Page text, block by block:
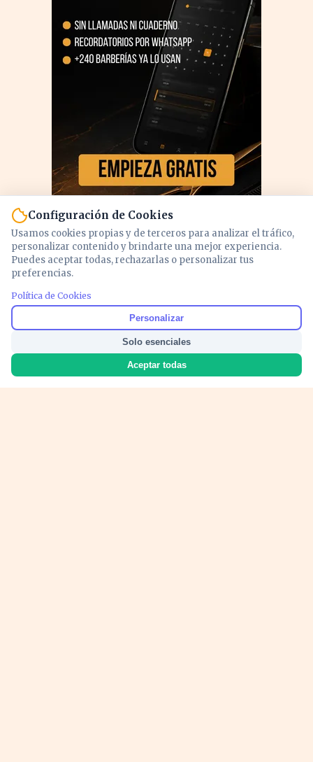
Configuración de Cookies
Usamos cookies propias y de terceros para analizar el tráfico,
personalizar contenido y brindarte una mejor experiencia.
Puedes aceptar todas, rechazarlas o personalizar tus
preferencias.
Política de Cookies
Personalizar
Solo esenciales
Aceptar todas